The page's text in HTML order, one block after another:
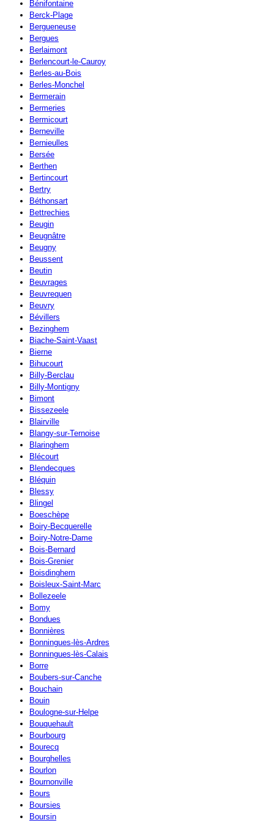
Bénifontaine
Berck-Plage
Bergueneuse
Bergues
Berlaimont
Berlencourt-le-Cauroy
Berles-au-Bois
Berles-Monchel
Bermerain
Bermeries
Bermicourt
Berneville
Bernieulles
Bersée
Berthen
Bertincourt
Bertry
Béthonsart
Bettrechies
Beugin
Beugnâtre
Beugny
Beussent
Beutin
Beuvrages
Beuvrequen
Beuvry
Bévillers
Bezinghem
Biache-Saint-Vaast
Bierne
Bihucourt
Billy-Berclau
Billy-Montigny
Bimont
Bissezeele
Blairville
Blangy-sur-Ternoise
Blaringhem
Blécourt
Blendecques
Bléquin
Blessy
Blingel
Boeschèpe
Boiry-Becquerelle
Boiry-Notre-Dame
Bois-Bernard
Bois-Grenier
Boisdinghem
Boisleux-Saint-Marc
Bollezeele
Bomy
Bondues
Bonnières
Bonningues-lès-Ardres
Bonningues-lès-Calais
Borre
Boubers-sur-Canche
Bouchain
Bouin
Boulogne-sur-Helpe
Bouquehault
Bourbourg
Bourecq
Bourghelles
Bourlon
Bournonville
Bours
Boursies
Boursin